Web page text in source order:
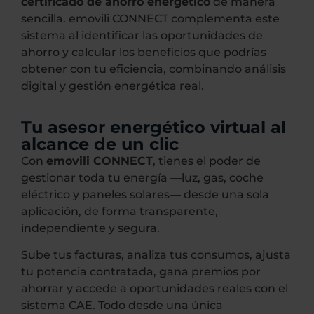
sencilla. emovili CONNECT complementa este
sistema al identificar las oportunidades de
ahorro y calcular los beneficios que podrías
obtener con tu eficiencia, combinando análisis
digital y gestión energética real.
Tu asesor energético virtual al
alcance de un clic
Con emovili CONNECT, tienes el poder de
gestionar toda tu energía —luz, gas, coche
eléctrico y paneles solares— desde una sola
aplicación, de forma transparente,
independiente y segura.
Sube tus facturas, analiza tus consumos, ajusta
tu potencia contratada, gana premios por
ahorrar y accede a oportunidades reales con el
sistema CAE. Todo desde una única